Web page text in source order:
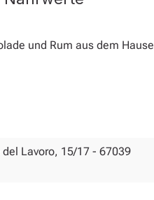
und Rum aus dem Hause
Lavoro, 15/17 - 67039